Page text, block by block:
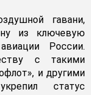
гавани,
из ключевую
России.
с такими
и другими
статус